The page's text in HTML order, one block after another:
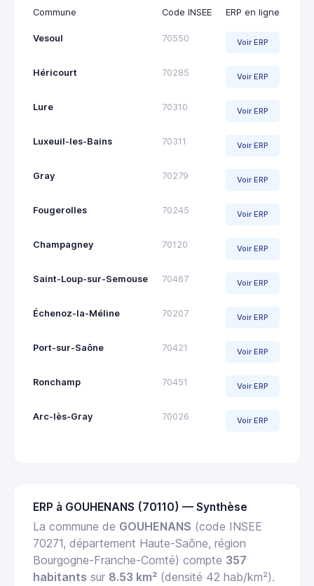
Commune Code INSEE ERP en ligne
Vesoul 70550 Voir ERP
Héricourt 70285 Voir ERP
Lure 70310 Voir ERP
Luxeuil-les-Bains 70311 Voir ERP
Gray 70279 Voir ERP
Fougerolles 70245 Voir ERP
Champagney 70120 Voir ERP
Saint-Loup-sur-Semouse 70467 Voir ERP
Échenoz-la-Méline 70207 Voir ERP
Port-sur-Saône 70421 Voir ERP
Ronchamp 70451 Voir ERP
Arc-lès-Gray 70026 Voir ERP
ERP à GOUHENANS (70110) — Synthèse
La commune de GOUHENANS (code INSEE
70271, département Haute-Saône, région
Bourgogne-Franche-Comté) compte 357
habitants sur 8.53 km² (densité 42 hab/km²).